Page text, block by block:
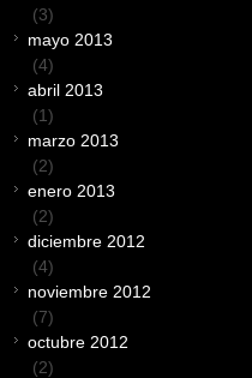
(3)
mayo 2013
(4)
abril 2013
(1)
marzo 2013
(2)
enero 2013
(2)
diciembre 2012
(4)
noviembre 2012
(7)
octubre 2012
(2)